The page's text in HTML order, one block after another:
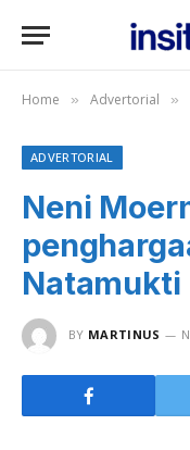
Home » Advertorial »
ADVERTORIAL
Neni
Natamukti
BY MARTINUS